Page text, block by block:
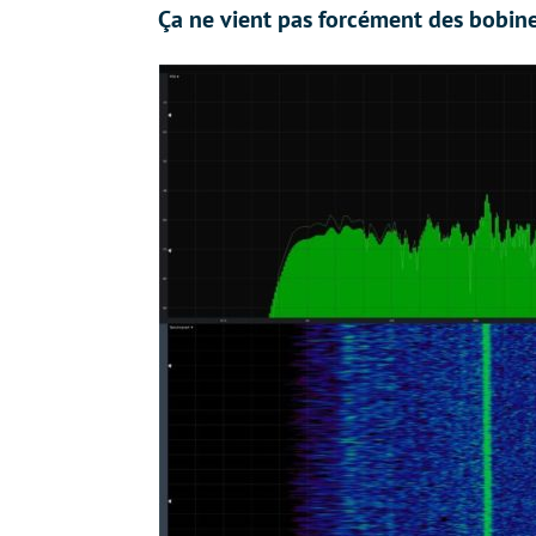
Ça ne vient pas forcément des